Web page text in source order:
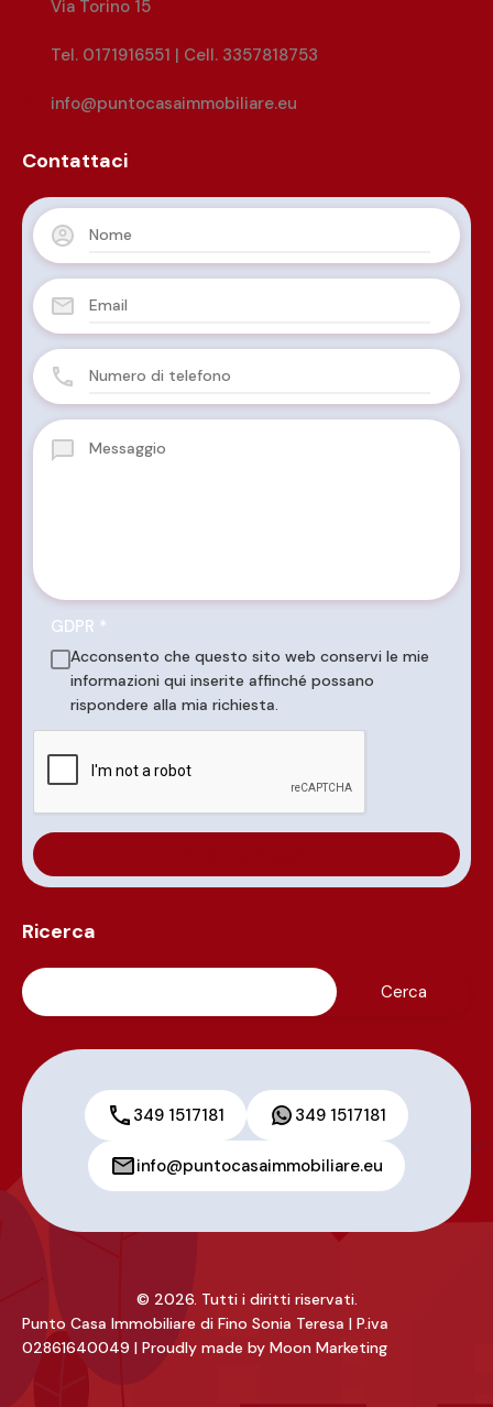
Via Torino 15
Tel. 0171916551 | Cell. 3357818753
info@puntocasaimmobiliare.eu
Contattaci
GDPR *
Acconsento che questo sito web conservi le mie
informazioni qui inserite affinché possano
rispondere alla mia richiesta.
Ricerca
349 1517181 349 1517181
info@puntocasaimmobiliare.eu
© 2026. Tutti i diritti riservati.
Punto Casa Immobiliare di Fino Sonia Teresa | P.iva
02861640049 | Proudly made by Moon Marketing